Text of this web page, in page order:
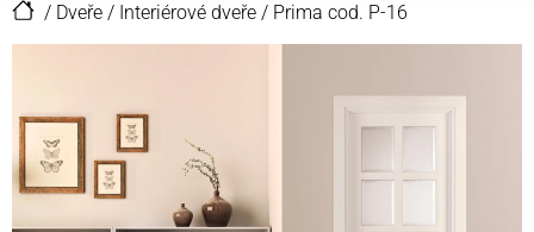
/ Dveře / Interiérové dveře / Prima cod. P-16